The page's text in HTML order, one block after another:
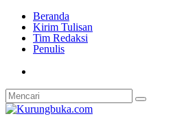
Beranda
Kirim Tulisan
Tim Redaksi
Penulis